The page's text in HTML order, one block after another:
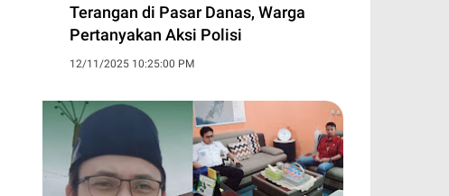
Terangan di Pasar Danas, Warga
Pertanyakan Aksi Polisi
12/11/2025 10:25:00 PM